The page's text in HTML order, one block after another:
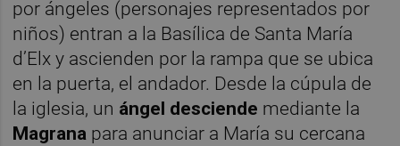
por ángeles (personajes representados por
niños) entran a la Basílica de Santa María
d’Elx y ascienden por la rampa que se ubica
en la puerta, el andador. Desde la cúpula de
la iglesia, un ángel desciende mediante la
Magrana para anunciar a María su cercana